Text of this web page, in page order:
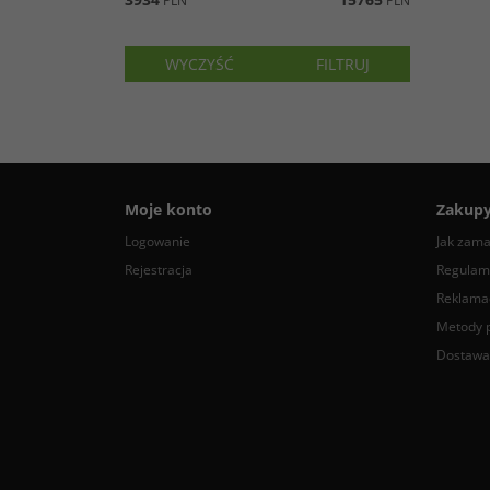
Moje konto
Logowanie
Rejestracja
Jak
Metody
Dostawa